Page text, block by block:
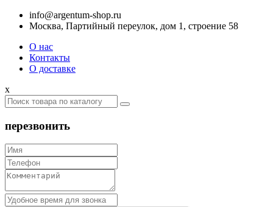
info@argentum-shop.ru
Москва, Партийный переулок, дом 1, строение 58
О нас
Контакты
О доставке
x
перезвонить